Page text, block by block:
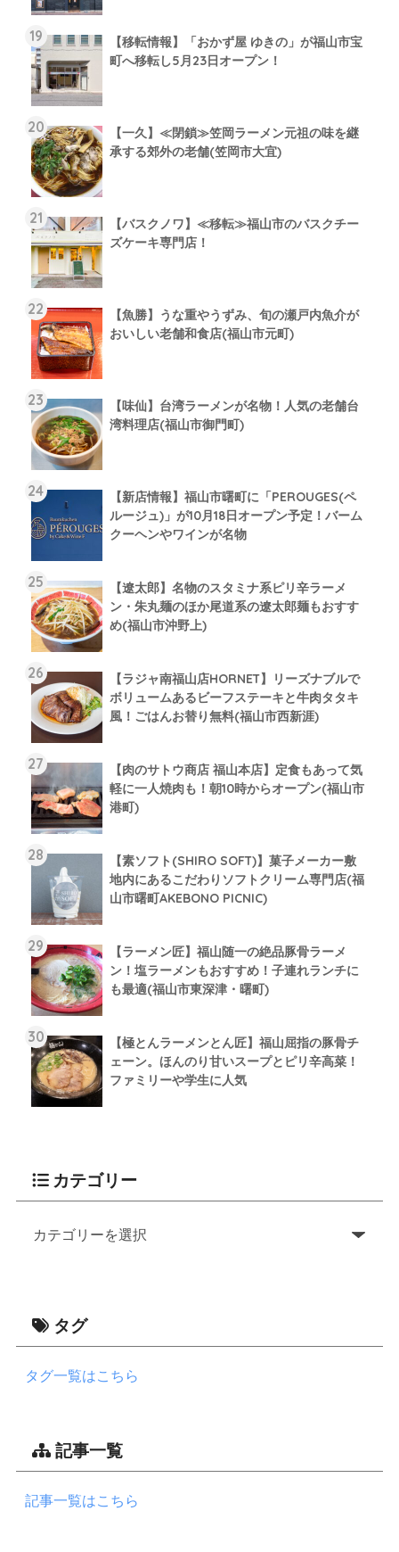
【移転情報】「おかず屋 ゆきの」が福山市宝
町へ移転し5月23日オープン！
【一久】≪閉鎖≫笠岡ラーメン元祖の味を継
承する郊外の老舗(笠岡市大宜)
【バスクノワ】≪移転≫福山市のバスクチー
ズケーキ専門店！
【魚勝】うな重やうずみ、旬の瀬戸内魚介が
おいしい老舗和食店(福山市元町)
【味仙】台湾ラーメンが名物！人気の老舗台
湾料理店(福山市御門町)
【新店情報】福山市曙町に「PEROUGES(ペ
ルージュ)」が10月18日オープン予定！バーム
クーヘンやワインが名物
【遼太郎】名物のスタミナ系ピリ辛ラーメ
ン・朱丸麺のほか尾道系の遼太郎麺もおすす
め(福山市沖野上)
【ラジャ南福山店HORNET】リーズナブルで
ボリュームあるビーフステーキと牛肉タタキ
風！ごはんお替り無料(福山市西新涯)
【肉のサトウ商店 福山本店】定食もあって気
軽に一人焼肉も！朝10時からオープン(福山市
港町)
【素ソフト(SHIRO SOFT)】菓子メーカー敷
地内にあるこだわりソフトクリーム専門店(福
山市曙町AKEBONO PICNIC)
【ラーメン匠】福山随一の絶品豚骨ラーメ
ン！塩ラーメンもおすすめ！子連れランチに
も最適(福山市東深津・曙町)
【極とんラーメンとん匠】福山屈指の豚骨チ
ェーン。ほんのり甘いスープとピリ辛高菜！
ファミリーや学生に人気
カテゴリー
タグ
タグ一覧はこちら
記事一覧
記事一覧はこちら